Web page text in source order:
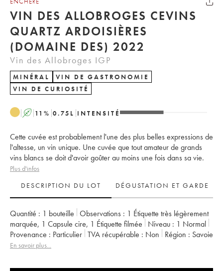
VIN DES ALLOBROGES CEVINS
QUARTZ ARDOISIÈRES
(DOMAINE DES) 2022
Vin des Allobroges IGP
MINÉRAL
VIN DE GASTRONOMIE
VIN DE CURIOSITÉ
A 11 % 0.75 L INTENSITÉ
Cette cuvée est probablement l'une des plus belles expressions de
l'altesse, un vin unique. Une cuvée que tout amateur de grands
vins blancs se doit d'avoir goûter au moins une fois dans sa vie.
Plus d'infos
DESCRIPTION DU LOT
DÉGUSTATION ET GARDE
Quantité : 1 bouteille Observations : 1 Étiquette très légèrement
marquée, 1 Capsule cire, 1 Étiquette filmée Niveau : 1 Normal
Provenance : particulier TVA récupérable : non Région :
Savoie
Appellation :
En savoir plus...